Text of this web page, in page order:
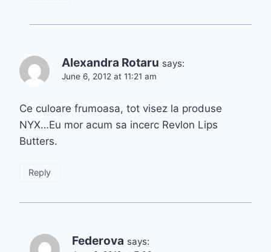
Alexandra Rotaru says:
June 6, 2012 at 11:21 am
Ce culoare frumoasa, tot visez la produse
NYX…Eu mor acum sa incerc Revlon Lips
Butters.
Reply
Federova says: